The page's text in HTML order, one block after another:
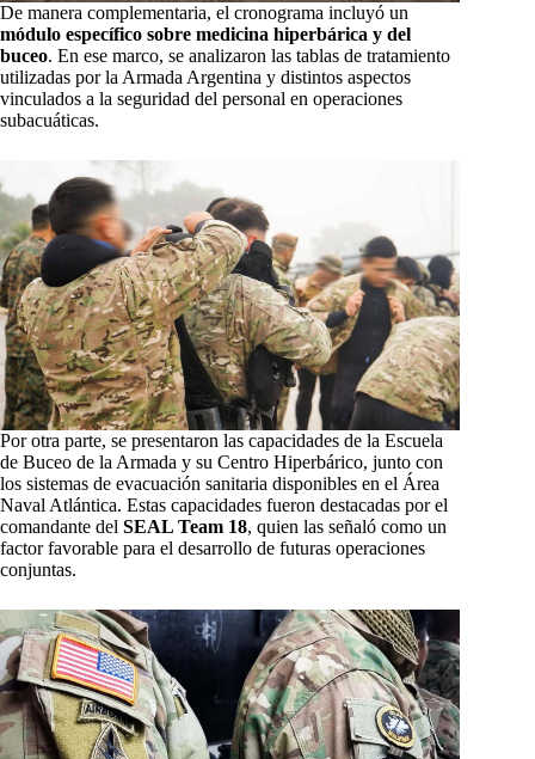
De manera complementaria, el cronograma incluyó un
módulo específico sobre medicina hiperbárica y del
buceo. En ese marco, se analizaron las tablas de tratamiento
utilizadas por la Armada Argentina y distintos aspectos
vinculados a la seguridad del personal en operaciones
subacuáticas.
Por otra parte, se presentaron las capacidades de la Escuela
de Buceo de la Armada y su Centro Hiperbárico, junto con
los sistemas de evacuación sanitaria disponibles en el Área
Naval Atlántica. Estas capacidades fueron destacadas por el
comandante del SEAL Team 18, quien las señaló como un
factor favorable para el desarrollo de futuras operaciones
conjuntas.